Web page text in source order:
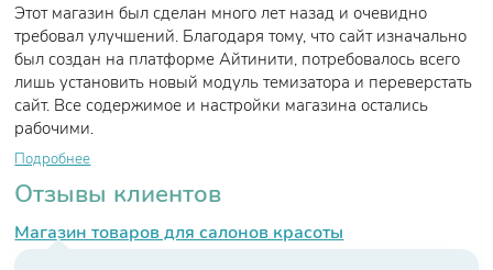
Этот магазин был сделан много лет назад и очевидно
требовал улучшений. Благодаря тому, что сайт изначально
был создан на платформе Айтинити, потребовалось всего
лишь установить новый модуль темизатора и переверстать
сайт. Все содержимое и настройки магазина остались
рабочими.
Подробнее
Отзывы клиентов
Магазин товаров для салонов красоты